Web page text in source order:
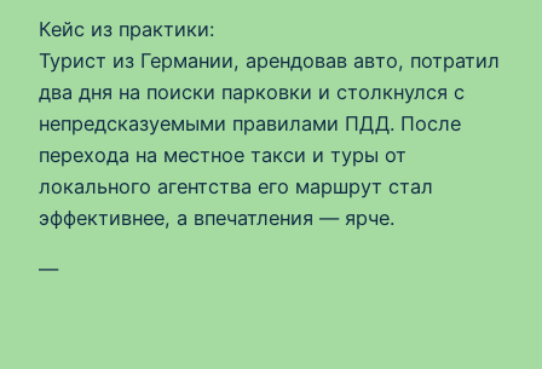
Кейс из практики:
Турист из Германии, арендовав авто, потратил
два дня на поиски парковки и столкнулся с
непредсказуемыми правилами ПДД. После
перехода на местное такси и туры от
локального агентства его маршрут стал
эффективнее, а впечатления — ярче.
—